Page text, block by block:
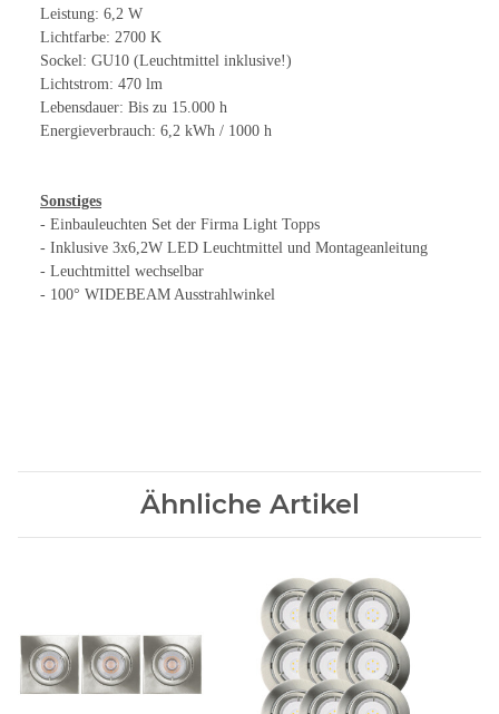
Leistung: 6,2 W
Lichtfarbe: 2700 K
Sockel: GU10 (Leuchtmittel inklusive!)
Lichtstrom: 470 lm
Lebensdauer: Bis zu 15.000 h
Energieverbrauch: 6,2 kWh / 1000 h
Sonstiges
- Einbauleuchten Set der Firma Light Topps
- Inklusive 3x6,2W LED Leuchtmittel und Montageanleitung
- Leuchtmittel wechselbar
- 100° WIDEBEAM Ausstrahlwinkel
Ähnliche Artikel